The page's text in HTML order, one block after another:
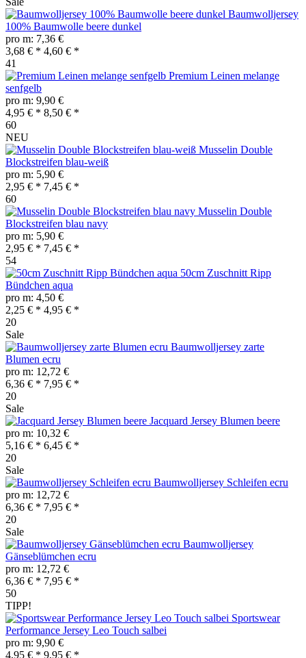
Baumwolljersey
100% Baumwolle beere dunkel
pro m: 7,36 €
3,68 € * 4,60 € *
41
Premium Leinen melange
senfgelb
pro m: 9,90 €
4,95 € * 8,50 € *
60
NEU
Musselin Double
Blockstreifen blau-weiß
pro m: 5,90 €
2,95 € * 7,45 € *
60
Musselin Double
Blockstreifen blau navy
pro m: 5,90 €
2,95 € * 7,45 € *
54
50cm Zuschnitt Ripp
Bündchen aqua
pro m: 4,50 €
2,25 € * 4,95 € *
20
Sale
Baumwolljersey zarte
Blumen ecru
pro m: 12,72 €
6,36 € * 7,95 € *
20
Sale
Jacquard Jersey Blumen beere
pro m: 10,32 €
5,16 € * 6,45 € *
20
Sale
Baumwolljersey Schleifen ecru
pro m: 12,72 €
6,36 € * 7,95 € *
20
Sale
Baumwolljersey
Gänseblümchen ecru
pro m: 12,72 €
6,36 € * 7,95 € *
50
TIPP!
Sportswear
Performance Jersey Leo Touch salbei
pro m: 9,90 €
4,95 € * 9,95 € *